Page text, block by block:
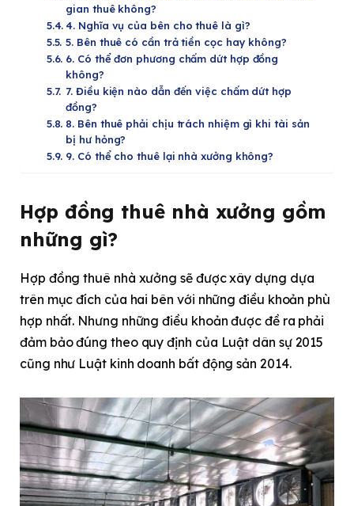
gian thuê không?
4. Nghĩa vụ của bên cho thuê là gì?
5. Bên thuê có cần trả tiền cọc hay không?
6. Có thể đơn phương chấm dứt hợp đồng
không?
7. Điều kiện nào dẫn đến việc chấm dứt hợp
đồng?
8. Bên thuê phải chịu trách nhiệm gì khi tài sản
bị hư hỏng?
9. Có thể cho thuê lại nhà xưởng không?
Hợp đồng thuê nhà xưởng gồm
những gì?
Hợp đồng thuê nhà xưởng sẽ được xây dựng dựa
trên mục đích của hai bên với những điều khoản phù
hợp nhất. Nhưng những điều khoản được đề ra phải
đảm bảo đúng theo quy định của Luật dân sự 2015
cũng như Luật kinh doanh bất động sản 2014.